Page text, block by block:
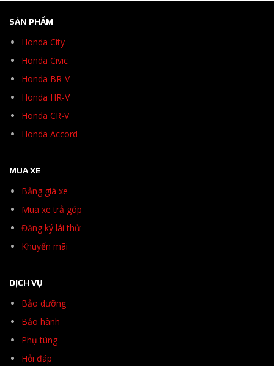
SẢN PHẨM
Honda City
Honda Civic
Honda BR-V
Honda HR-V
Honda CR-V
Honda Accord
MUA XE
Bảng giá xe
Mua xe trả góp
Đăng ký lái thử
Khuyến mãi
DỊCH VỤ
Bảo dưỡng
Bảo hành
Phụ tùng
Hỏi đáp